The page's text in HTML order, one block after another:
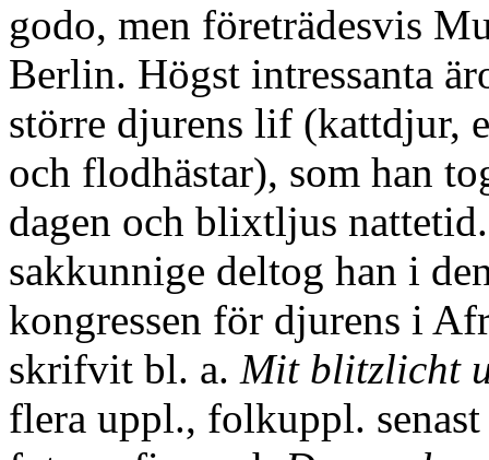
godo, men företrädesvis
Berlin. Högst intressanta
större djurens lif (kattdjur,
och flodhästar), som han
dagen och blixtljus
sakkunnige deltog han i
kongressen för djurens i
skrifvit bl. a. Mit blitzlicht
flera uppl., folkuppl.